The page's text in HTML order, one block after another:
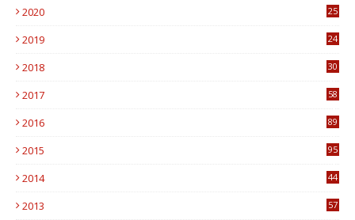
2020
25
2019
24
2018
30
2017
58
2016
89
2015
95
2014
44
2013
57